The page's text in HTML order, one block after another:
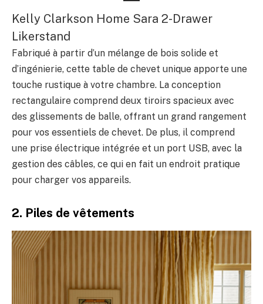
Kelly Clarkson Home Sara 2-Drawer
Likerstand
Fabriqué à partir d’un mélange de bois solide et
d’ingénierie, cette table de chevet unique apporte une
touche rustique à votre chambre. La conception
rectangulaire comprend deux tiroirs spacieux avec
des glissements de balle, offrant un grand rangement
pour vos essentiels de chevet. De plus, il comprend
une prise électrique intégrée et un port USB, avec la
gestion des câbles, ce qui en fait un endroit pratique
pour charger vos appareils.
2. Piles de vêtements